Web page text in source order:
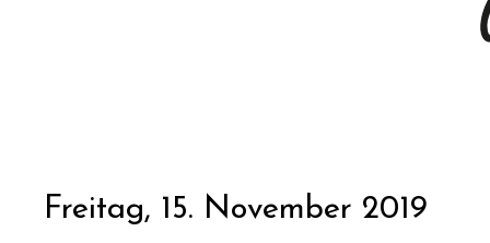
Freitag, 15. November 2019